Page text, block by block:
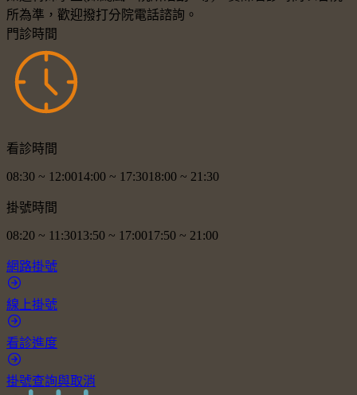
所為準，歡迎撥打分院電話諮詢。
門診時間
看診時間
08:30 ~ 12:0014:00 ~ 17:3018:00 ~ 21:30
掛號時間
08:20 ~ 11:3013:50 ~ 17:0017:50 ~ 21:00
網路掛號
線上掛號
看診進度
掛號查詢與取消